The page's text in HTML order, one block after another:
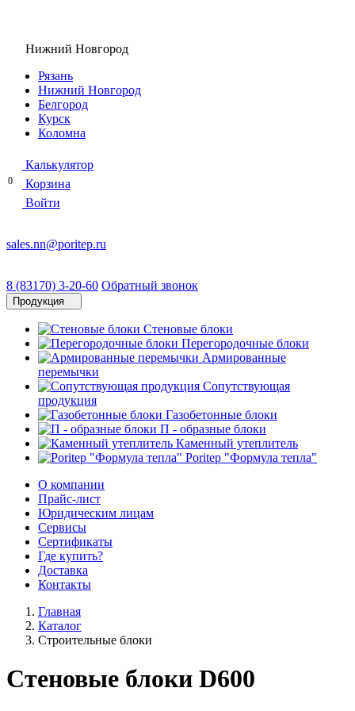
Нижний Новгород
Рязань
Нижний Новгород
Белгород
Курск
Коломна
Калькулятор
Корзина
0
Войти
sales.nn@poritep.ru
8 (83170) 3-20-60 Обратный звонок
Продукция
Стеновые блоки
Перегородочные блоки
Армированные
перемычки
Сопутствующая
продукция
Газобетонные блоки
П - образные блоки
Каменный утеплитель
Poritep "Формула тепла"
О компании
Прайс-лист
Юридическим лицам
Сервисы
Сертификаты
Где купить?
Доставка
Контакты
Главная
Каталог
Строительные блоки
Стеновые блоки D600